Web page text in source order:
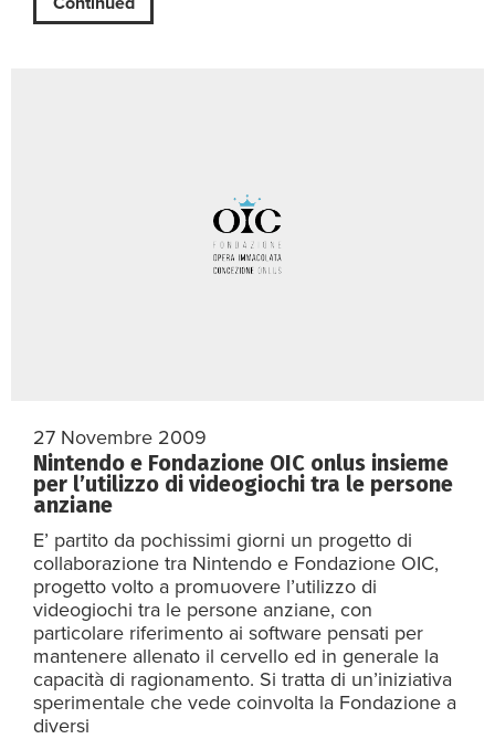
27 Novembre 2009
Nintendo e Fondazione OIC onlus insieme
per l’utilizzo di videogiochi tra le persone
anziane
E’ partito da pochissimi giorni un progetto di
collaborazione tra Nintendo e Fondazione OIC,
progetto volto a promuovere l’utilizzo di
videogiochi tra le persone anziane, con
particolare riferimento ai software pensati per
mantenere allenato il cervello ed in generale la
capacità di ragionamento. Si tratta di un’iniziativa
sperimentale che vede coinvolta la Fondazione a
diversi